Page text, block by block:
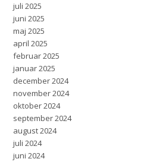
juli 2025
juni 2025
maj 2025
april 2025
februar 2025
januar 2025
december 2024
november 2024
oktober 2024
september 2024
august 2024
juli 2024
juni 2024